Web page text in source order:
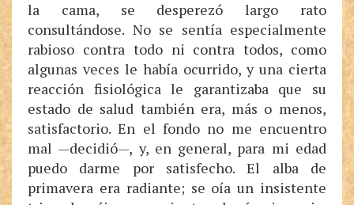
la cama, se desperezó largo rato
consultándose. No se sentía especialmente
rabioso contra todo ni contra todos, como
algunas veces le había ocurrido, y una cierta
reacción fisiológica le garantizaba que su
estado de salud también era, más o menos,
satisfactorio. En el fondo no me encuentro
mal —decidió—, y, en general, para mi edad
puedo darme por satisfecho. El alba de
primavera era radiante; se oía un insistente